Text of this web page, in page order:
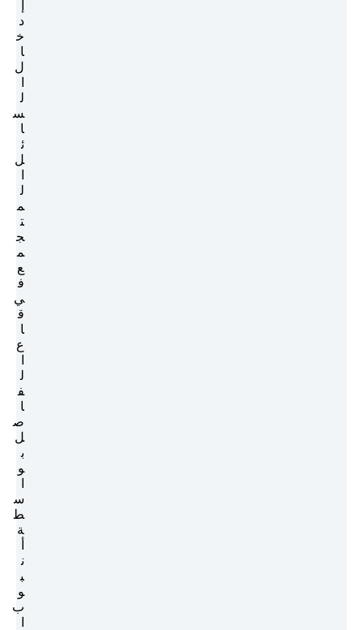
د
خ
ا
ل
ل
س
ا
ئ
ل
ل
م
ت
ج
م
ع
ف
ي
ق
ا
ع
ل
ف
ا
ص
ل
ب
و
س
ط
ة
ن
ب
و
ب